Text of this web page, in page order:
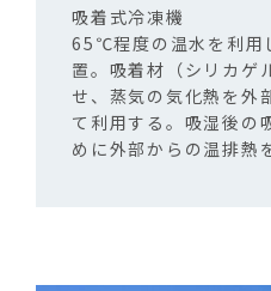
吸着式冷凍機
65℃程度の温水を利用
置。吸着材（シリカゲ
せ、蒸気の気化熱を外
て利用する。吸湿後の
めに外部からの温排熱